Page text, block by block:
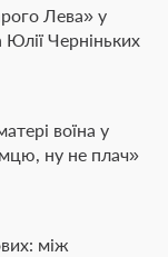
Лева» у
Юлії Черніньких
воїна у
ну не плач»
між